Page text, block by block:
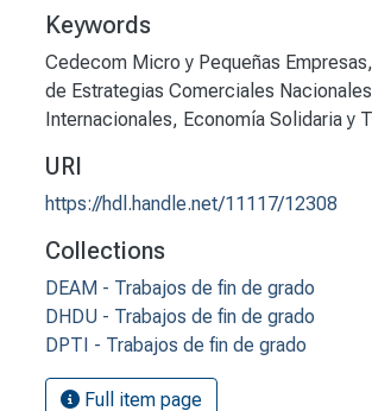
Keywords
Cedecom Micro y Pequeñas Empresas,
de Estrategias Comerciales
Internacionales, Economía Solidaria y
URI
https://hdl.handle.net/11117/12308
Collections
DEAM - Trabajos de fin de grado
DHDU - Trabajos de fin de grado
DPTI - Trabajos de fin de grado
Full item page